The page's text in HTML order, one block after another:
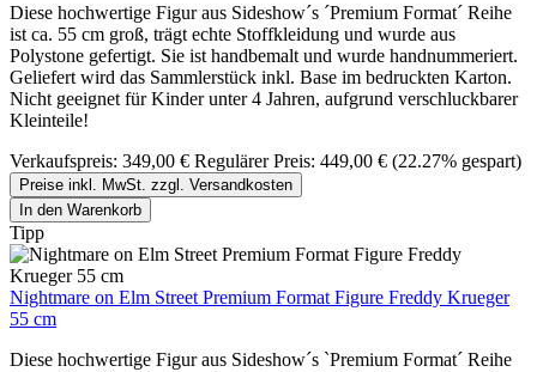
Diese hochwertige Figur aus Sideshow´s ´Premium Format´ Reihe
ist ca. 55 cm groß, trägt echte Stoffkleidung und wurde aus
Polystone gefertigt. Sie ist handbemalt und wurde handnummeriert.
Geliefert wird das Sammlerstück inkl. Base im bedruckten Karton.
Nicht geeignet für Kinder unter 4 Jahren, aufgrund verschluckbarer
Kleinteile!
Verkaufspreis: 349,00 € Regulärer Preis: 449,00 € (22.27% gespart)
Preise inkl. MwSt. zzgl. Versandkosten
In den Warenkorb
Tipp
Nightmare on Elm Street Premium Format Figure Freddy Krueger
55 cm
Diese hochwertige Figur aus Sideshow´s `Premium Format´ Reihe